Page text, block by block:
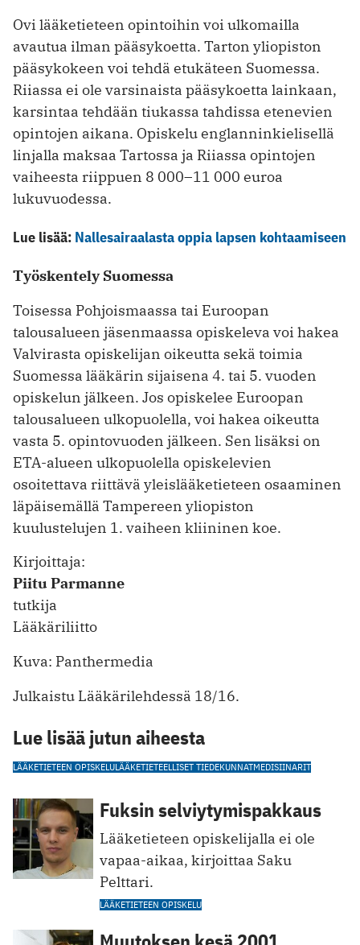
Ovi lääketieteen opintoihin voi ulkomailla
avautua ilman pääsykoetta. Tarton yliopiston
pääsykokeen voi tehdä etukäteen Suomessa.
Riiassa ei ole varsinaista pääsykoetta lainkaan,
karsintaa tehdään tiukassa tahdissa etenevien
opintojen aikana. Opiskelu englanninkielisellä
linjalla maksaa Tartossa ja Riiassa opintojen
vaiheesta riippuen 8 000–11 000 euroa
lukuvuodessa.
Lue lisää: Nallesairaalasta oppia lapsen kohtaamiseen
Työskentely Suomessa
Toisessa Pohjoismaassa tai Euroopan
talousalueen jäsenmaassa opiskeleva voi hakea
Valvirasta opiskelijan oikeutta sekä toimia
Suomessa lääkärin sijaisena 4. tai 5. vuoden
opiskelun jälkeen. Jos opiskelee Euroopan
talousalueen ­ulkopuolella, voi hakea oikeutta
vasta 5. opintovuoden jälkeen. Sen lisäksi on
ETA-alueen ulkopuolella opiskelevien
osoitettava riittävä yleislääketieteen osaaminen
läpäisemällä Tampereen yliopiston
kuulustelujen 1. vaiheen kliininen koe.
Kirjoittaja:
Piitu Parmanne
tutkija
Lääkäriliitto
Kuva: Panthermedia
Julkaistu Lääkärilehdessä 18/16.
Lue lisää jutun aiheesta
LÄÄKETIETEEN OPISKELULÄÄKETIETEELLISET TIEDEKUNNATMEDISIINARIT
Fuksin selviytymispakkaus
Lääketieteen opiskelijalla ei ole
vapaa-aikaa, kirjoittaa Saku
Pelttari.
LÄÄKETIETEEN OPISKELU